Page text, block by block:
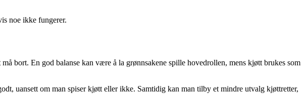
noe ikke fungerer.
bort. En god balanse kan være å la grønnsakene spille hovedrollen, mens kjøtt brukes som
uansett om man spiser kjøtt eller ikke. Samtidig kan man tilby et mindre utvalg kjøttretter,